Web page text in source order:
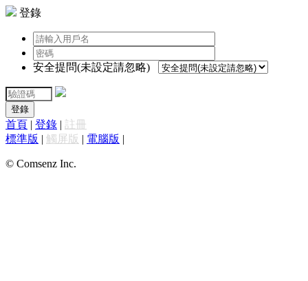
登錄
安全提問(未設定請忽略)
登錄
首頁 | 登錄 | 註冊
標準版 | 觸屏版 | 電腦版 |
© Comsenz Inc.